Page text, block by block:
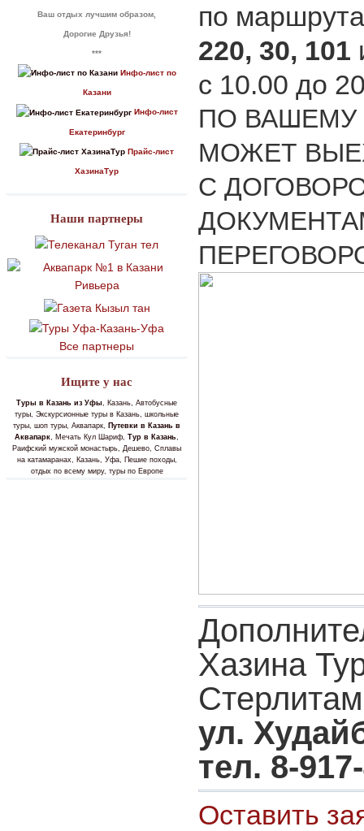
Ваш отдых лучшим образом,
Дорогие Друзья!
***
Инфо-лист по
Казани
Инфо-лист
Екатеринбург
Прайс-лист
ХазинаТур
Наши партнеры
Все партнеры
Ищите у нас
Туры в Казань из Уфы, Казань, Автобусные
туры, Экскурсионные туры в Казань, школьные
туры, шоп туры, Аквапарк, Путевки в Казань в
Аквапарк, Мечать Кул Шариф, Тур в Казань,
Раифский мужской монастырь, Дешево, Сплавы
на катамаранах, Казань, Уфа, Пешие походы,
отдых по всему миру, туры по Европе
по
220, 30, 101
с 10.00 до
ПО
МОЖЕТ
С
Хазина
ул.
тел. 8-
Оставить